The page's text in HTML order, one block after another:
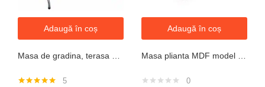
Adaugă în coș
5
Adaugă în coș
0